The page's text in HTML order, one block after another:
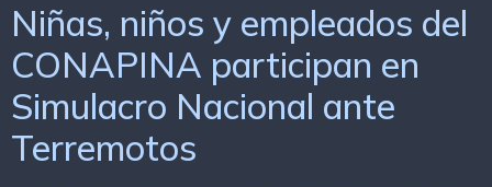
Niñas, niños y empleados del
CONAPINA participan en
Simulacro Nacional ante
Terremotos